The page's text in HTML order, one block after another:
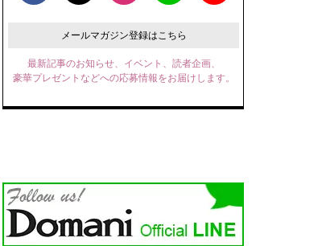
メールマガジン登録はこちら
最新記事のお知らせ、イベント、読者企画、
豪華プレゼントなどへの応募情報をお届けします。